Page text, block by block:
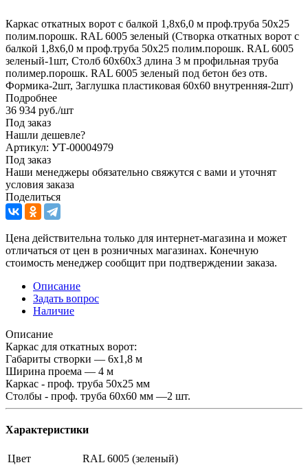
Каркас откатных ворот с балкой 1,8х6,0 м проф.труба 50х25
полим.порошк. RAL 6005 зеленый (Створка откатных ворот с
балкой 1,8х6,0 м проф.труба 50х25 полим.порошк. RAL 6005
зеленый-1шт, Столб 60х60х3 длина 3 м профильная труба
полимер.порошк. RAL 6005 зеленый под бетон без отв.
Формика-2шт, Заглушка пластиковая 60х60 внутренняя-2шт)
Подробнее
36 934 руб./шт
Под заказ
Нашли дешевле?
Артикул: УТ-00004979
Под заказ
Наши менеджеры обязательно свяжутся с вами и уточнят
условия заказа
Поделиться
Цена действительна только для интернет-магазина и может
отличаться от цен в розничных магазинах. Конечную
стоимость менеджер сообщит при подтверждении заказа.
Описание
Задать вопрос
Наличие
Описание
Каркас для откатных ворот:
Габариты створки — 6х1,8 м
Ширина проема — 4 м
Каркас - проф. труба 50х25 мм
Столбы - проф. труба 60х60 мм —2 шт.
Характеристики
Цвет
RAL 6005 (зеленый)